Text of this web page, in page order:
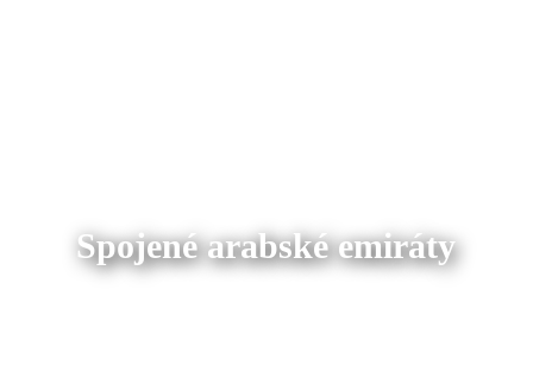
Spojené arabské emiráty